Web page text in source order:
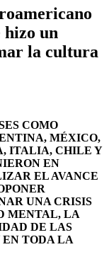
un
la cultura
COMO
MÉXICO,
ITALIA, CHILE Y
EN
EL AVANCE
UNA CRISIS
MENTAL, LA
DE LAS
TODA LA